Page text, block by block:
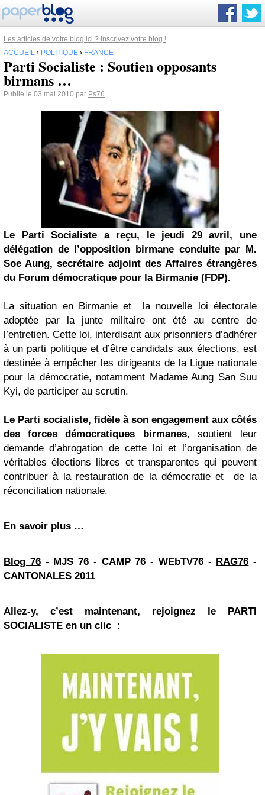
Les articles de votre blog ici ? Inscrivez votre blog !
ACCUEIL › POLITIQUE › FRANCE
Parti Socialiste : Soutien opposants
birmans …
Publié le 03 mai 2010 par Ps76
Le Parti Socialiste a reçu, le jeudi 29 avril, une
délégation de l’opposition birmane conduite par M.
Soe Aung, secrétaire adjoint des Affaires étrangères
du Forum démocratique pour la Birmanie (FDP).
La situation en Birmanie et la nouvelle loi électorale
adoptée par la junte militaire ont été au centre de
l’entretien. Cette loi, interdisant aux prisonniers d’adhérer
à un parti politique et d’être candidats aux élections, est
destinée à empêcher les dirigeants de la Ligue nationale
pour la démocratie, notamment Madame Aung San Suu
Kyi, de participer au scrutin.
Le Parti socialiste, fidèle à son engagement aux côtés
des forces démocratiques birmanes, soutient leur
demande d’abrogation de cette loi et l’organisation de
véritables élections libres et transparentes qui peuvent
contribuer à la restauration de la démocratie et de la
réconciliation nationale.
En savoir plus …
Blog 76- MJS 76 - CAMP 76 - WEbTV76 - RAG76 -
CANTONALES 2011
Allez-y, c’est maintenant, rejoignez le PARTI
SOCIALISTE en un clic :